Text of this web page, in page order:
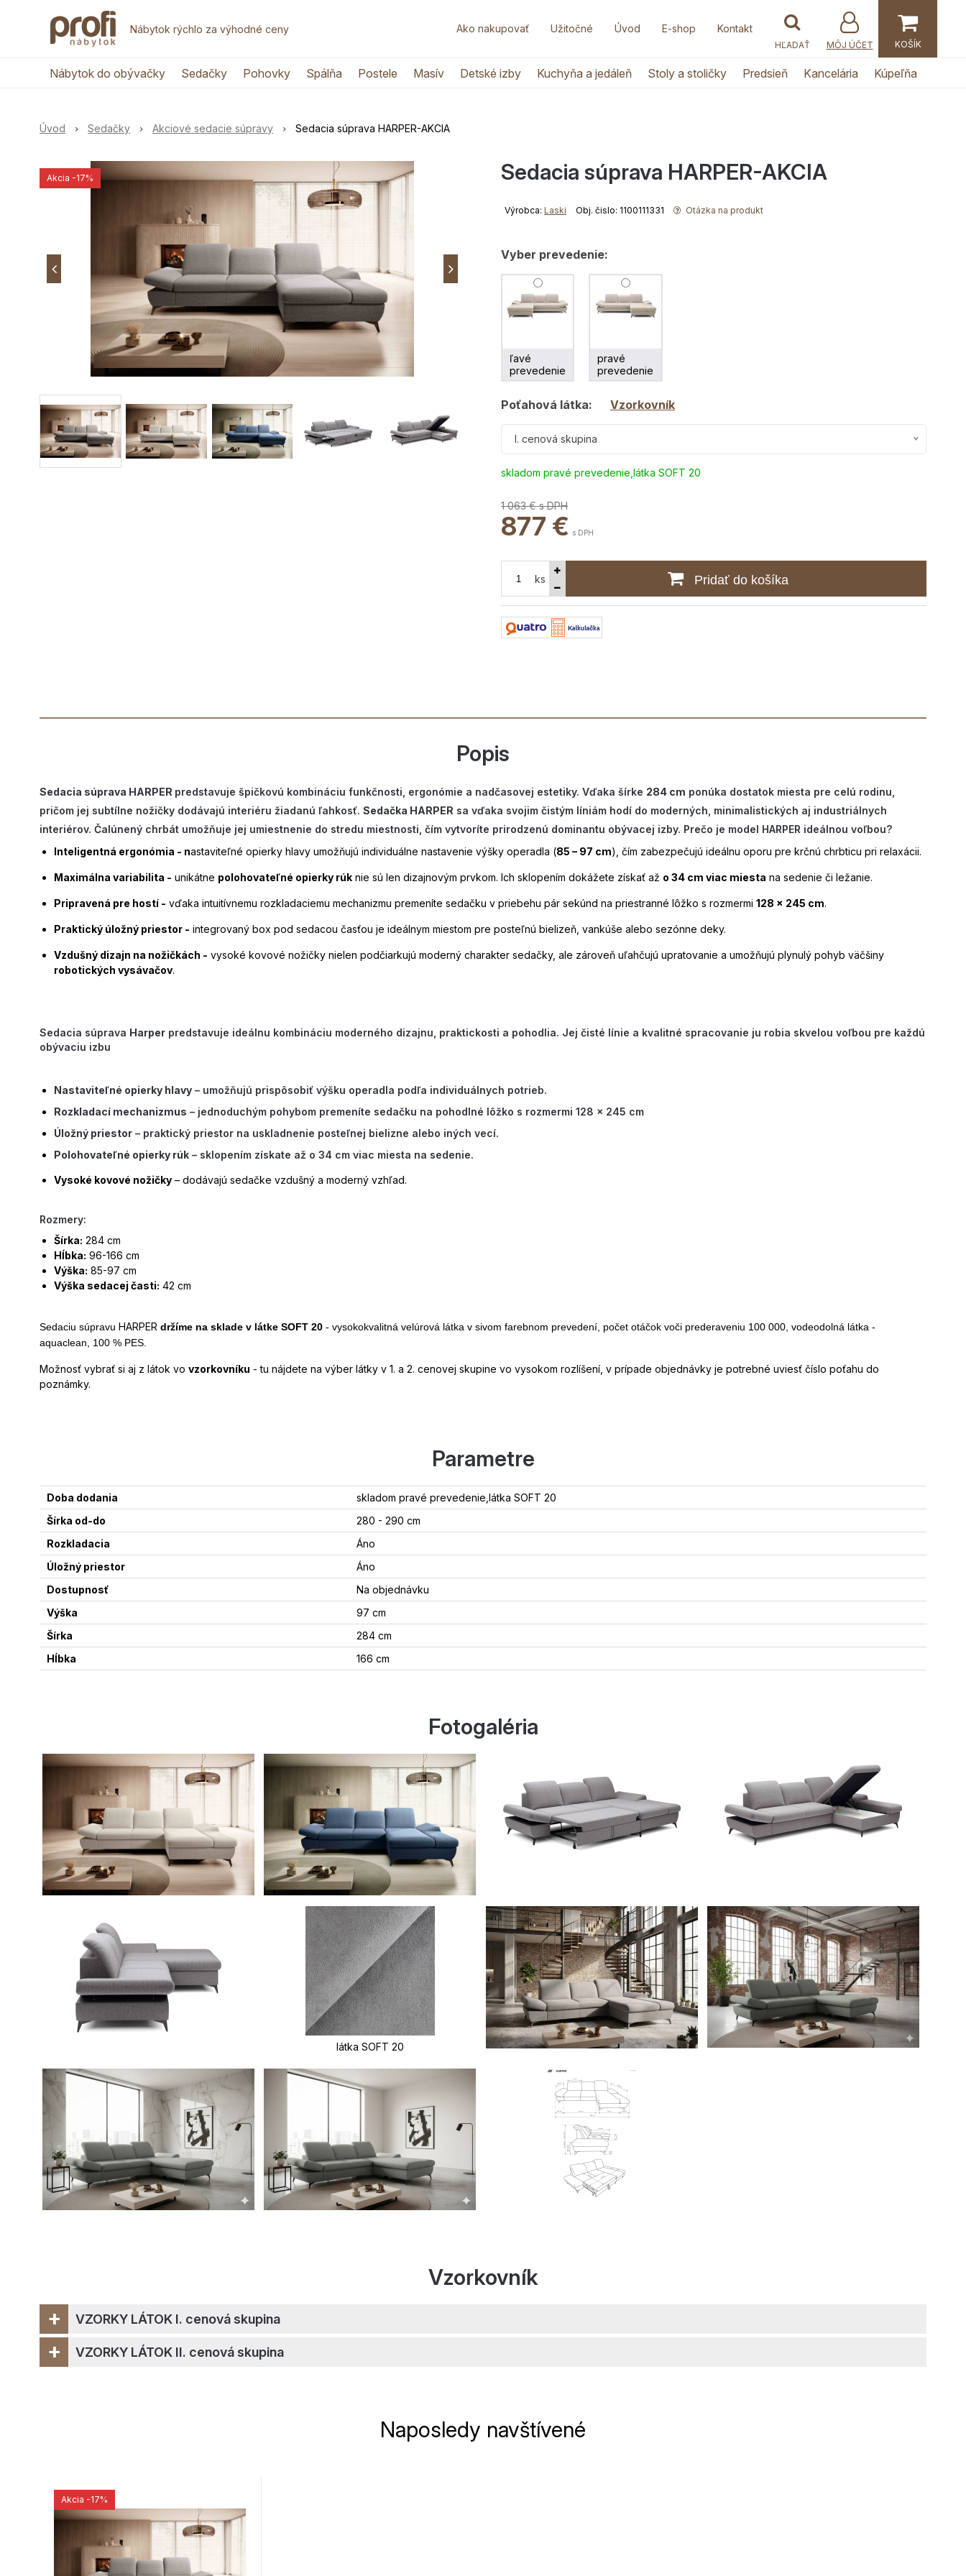
Nábytok rýchlo za výhodné ceny Ako nakupovať Užitočné Úvod E-shop Kontakt
MÔJ ÚČET
Nábytok do obývačky Sedačky Pohovky Spálňa Postele Masív Detské izby Kuchyňa a jedáleň Stoly a stoličky Predsieň Kancelária Kúpeľňa
Úvod Sedačky Akciové sedacie súpravy Sedacia súprava HARPER-AKCIA
Akcia -17% Sedacia súprava HARPER-AKCIA
Výrobca: Laski Obj. čislo: 1100111331 Otázka na produkt
Vyber prevedenie:
ľavé
prevedenie
pravé
prevedenie
Poťahová látka: Vzorkovník
I. cenová skupina
skladom pravé prevedenie,látka SOFT 20
1 063 €s DPH
877 € s DPH
ks Pridať do košíka
Popis
Sedacia súprava HARPER predstavuje špičkovú kombináciu funkčnosti, ergonómie a nadčasovej estetiky. Vďaka šírke 284 cm ponúka dostatok miesta pre celú rodinu,
pričom jej subtílne nožičky dodávajú interiéru žiadanú ľahkosť. Sedačka HARPER sa vďaka svojim čistým líniám hodí do moderných, minimalistických aj industriálnych
interiérov. Čalúnený chrbát umožňuje jej umiestnenie do stredu miestnosti, čím vytvoríte prirodzenú dominantu obývacej izby. Prečo je model HARPER ideálnou voľbou?
Inteligentná ergonómia - nastaviteľné opierky hlavy umožňujú individuálne nastavenie výšky operadla (85 – 97 cm), čím zabezpečujú ideálnu oporu pre krčnú chrbticu pri relaxácii.
Maximálna variabilita - unikátne polohovateľné opierky rúk nie sú len dizajnovým prvkom. Ich sklopením dokážete získať až o 34 cm viac miesta na sedenie či ležanie.
Pripravená pre hostí - vďaka intuitívnemu rozkladaciemu mechanizmu premeníte sedačku v priebehu pár sekúnd na priestranné lôžko s rozmermi 128 × 245 cm.
Praktický úložný priestor - integrovaný box pod sedacou časťou je ideálnym miestom pre posteľnú bielizeň, vankúše alebo sezónne deky.
Vzdušný dizajn na nožičkách - vysoké kovové nožičky nielen podčiarkujú moderný charakter sedačky, ale zároveň uľahčujú upratovanie a umožňujú plynulý pohyb väčšiny
robotických vysávačov.
Sedacia súprava Harper predstavuje ideálnu kombináciu moderného dizajnu, praktickosti a pohodlia. Jej čisté línie a kvalitné spracovanie ju robia skvelou voľbou pre každú
obývaciu izbu
Nastaviteľné opierky hlavy – umožňujú prispôsobiť výšku operadla podľa individuálnych potrieb.
Rozkladací mechanizmus – jednoduchým pohybom premeníte sedačku na pohodlné lôžko s rozmermi 128 × 245 cm
Úložný priestor – praktický priestor na uskladnenie posteľnej bielizne alebo iných vecí.
Polohovateľné opierky rúk – sklopením získate až o 34 cm viac miesta na sedenie.
Vysoké kovové nožičky – dodávajú sedačke vzdušný a moderný vzhľad.
Rozmery:
Šírka: 284 cm
Hĺbka: 96-166 cm
Výška: 85-97 cm
Výška sedacej časti: 42 cm
Sedaciu súpravu HARPER držíme na sklade v látke SOFT 20 - vysokokvalitná velúrová látka v sivom farebnom prevedení, počet otáčok voči prederaveniu 100 000, vodeodolná látka -
aquaclean, 100 % PES.
Možnosť vybrať si aj z látok vo vzorkovníku - tu nájdete na výber látky v 1. a 2. cenovej skupine vo vysokom rozlíšení, v prípade objednávky je potrebné uviesť číslo poťahu do
poznámky.
Parametre
Doba dodania
skladom pravé prevedenie,látka SOFT 20
Šírka od-do
280 - 290 cm
Rozkladacia
Áno
Úložný priestor
Áno
Dostupnosť
Na objednávku
Výška
97 cm
Šírka
284 cm
Hĺbka
166 cm
Fotogaléria
látka SOFT 20
Vzorkovník
VZORKY LÁTOK I. cenová skupina
+
VZORKY LÁTOK II. cenová skupina
+
Naposledy navštívené
Akcia -17%